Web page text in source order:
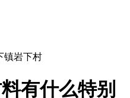
镇岩下村
有什么特别